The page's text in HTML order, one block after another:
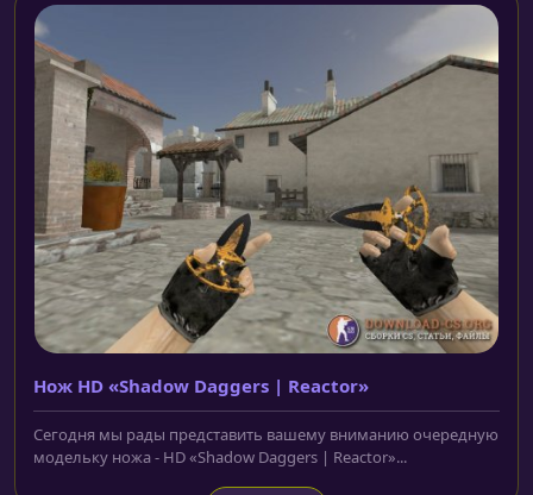
Нож HD «Shadow Daggers | Reactor»
Сегодня мы рады представить вашему вниманию очередную
модельку ножа - HD «Shadow Daggers | Reactor»...